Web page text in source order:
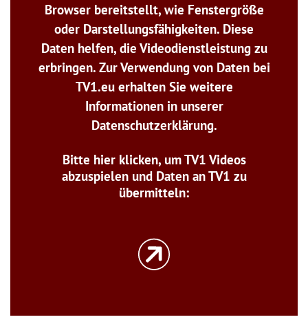
Browser bereitstellt, wie Fenstergröße
oder Darstellungsfähigkeiten. Diese
Daten helfen, die Videodienstleistung zu
erbringen. Zur Verwendung von Daten bei
TV1.eu erhalten Sie weitere
Informationen in unserer
Datenschutzerklärung.
Bitte hier klicken, um TV1 Videos
abzuspielen und Daten an TV1 zu
übermitteln: